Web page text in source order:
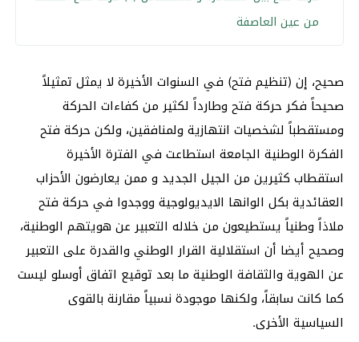
من عين العاصفة
صحيح، إن (تنظيم فتح) في السنوات الأخيرة لا يمثل تمثيلاً
صحيحاً فكر حركة فتح وطارداً لكثير من كفاءات الحركة
ومستقطباً لشخصيات انتهازية ولمنافقين، ولكن حركة فتح
الفكرة الوطنية الجامعة استطاعت في الفترة الأخيرة
استقطاب كثيرين من الجيل الجديد و ممن يعارضون الأحزاب
العقائدية بكل الوانها الايديولوجية ووجدوا في حركة فتح
ملاذاً وطنياً يستطيعون من خلاله التعبير عن هويتهم الوطنية،
وصحيح أيضا أن استقلالية القرار الوطني والقدرة على التعبير
عن الهوية والثقافة الوطنية ما بعد توقيع اتفاق أوسلو ليست
كما كانت سابقاً، ولكنها موجودة نسبياً مقارنة بالقوى
السياسية الأخرى.